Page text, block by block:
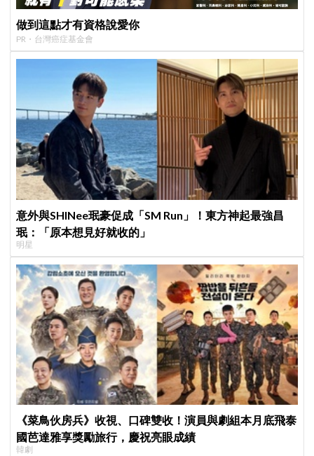
做到這點才有資格說愛你
PR・台灣癌症基金會
意外與SHINee珉豪促成「SM Run」！東方神起最強昌
珉：「原本想見好就收的」
明星
《菜鳥伙房兵》收視、口碑雙收！演員與劇組本月底飛泰
國芭達雅享獎勵旅行，慶祝亮眼成績
韓劇